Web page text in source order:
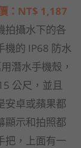
：NT$ 1,187
拍攝水下的各
機的 IP68 防水
潛水手機殼，
公尺，並且
安卓或蘋果都
顯示和拍照都
把，上面有一